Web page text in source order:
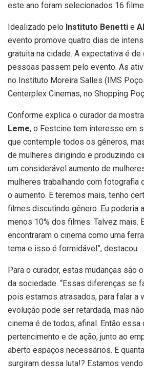
este ano foram selecionados 16
Idealizado pelo Instituto Benetti e
evento promove quatro dias de
gratuita na cidade. A expectativa é
pessoas passem pelo evento. As
no Instituto Moreira Salles (IMS
Centerplex Cinemas, no Shopping
Conforme explica o curador da
Leme, o Festcine tem interesse em
que contemple todos os gêneros,
de mulheres dirigindo e produzindo
um considerável aumento de
mulheres trabalhando com fotografia
o aumento. E teremos mais, tenho
filmes discutindo gênero. Eu poderia
menos 10% dos filmes. Talvez mais.
encontraram o cinema como uma
tema e isso é formidável”, destacou.
Para o curador, estas mudanças são
da sociedade. “Essas diferenças se
pois estamos atrasados, para falar a
evolução pode ser retardada, mas
cinema é de todos, afinal. Então essa
pertencimento e de ação, junto ao
aberto espaços necessários. E
surgiram dessa luta!? Estamos vendo